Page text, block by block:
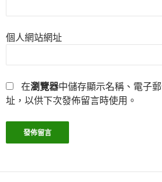
個人網站網址
在瀏覽器中儲存顯示名稱、電子
址，以供下次發佈留言時使用。